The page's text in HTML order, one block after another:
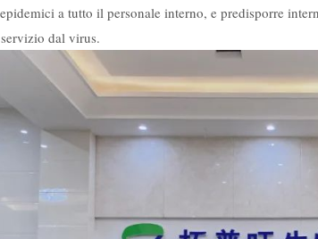
a tutto il personale interno, e predisporre
dal virus.